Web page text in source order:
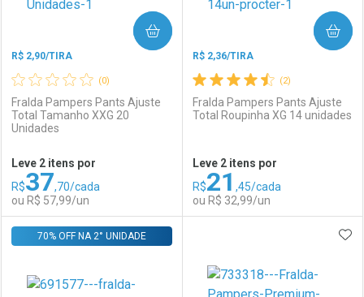
Comprar sem Desconto
Por R$ 57,99/cada
Comprar sem Desconto
Por R$ 57,99/cada
Comprar sem Desconto
Por R$ 215,99/cada
Comprar sem Desconto
Por R$ 215,99/cada
(0)
R$ 2,90/TIRA
Fralda Pampers Pants Ajuste
Total Tamanho XXG 20
Unidades
Leve 2 itens por
R$37,70/cada
ou R$ 57,99/un
COMPRAR
Laboratório
Por Menos
(2)
R$ 2,36/TIRA
Fralda Pampers Pants Ajuste
Total Roupinha XG 14 unidades
Leve 2 itens por
R$21 ,45/cada
ou R$ 32,99/un
COMPRAR
Laboratório
Por Menos
70% OFF NA 2° UNIDADE